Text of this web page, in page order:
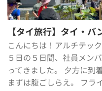
【タイ旅行】タイ・バ
こんにちは！アルチテッ
５日の５日間、社員メン
ってきました。 夕方に到
まずは腹ごしらえ。 フラ